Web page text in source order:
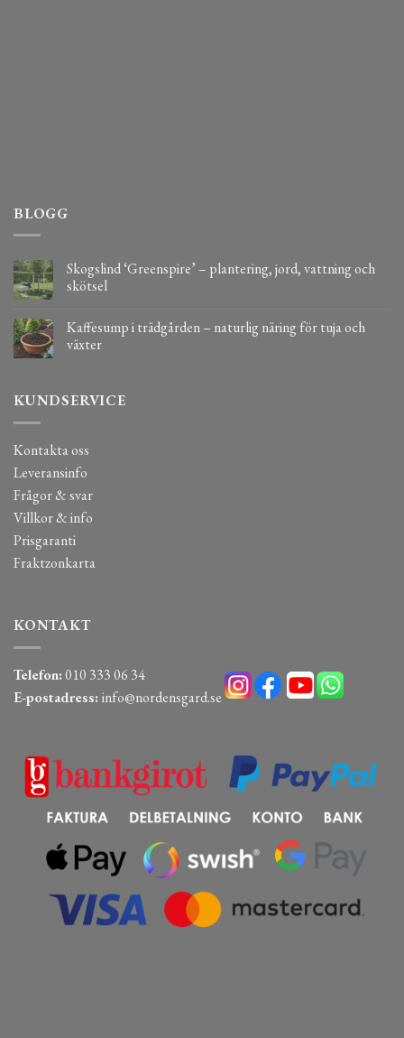
BLOGG
Skogslind ‘Greenspire’ – plantering, jord, vattning och
skötsel
Kaffesump i trädgården – naturlig näring för tuja och
växter
KUNDSERVICE
Kontakta oss
Leveransinfo
Frågor & svar
Villkor & info
Prisgaranti
Fraktzonkarta
KONTAKT
Telefon:010 333 06 34
E-postadress: info@nordensgard.se